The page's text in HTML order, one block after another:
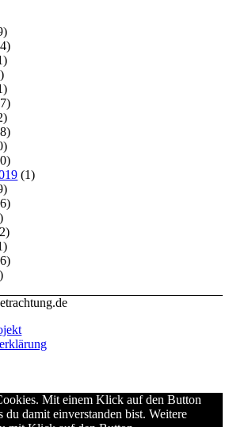
(1)
Mit einem Klick auf den Button
du damit einverstanden bist. Weitere